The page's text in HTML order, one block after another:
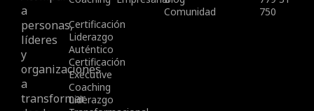
a
personas,
líderes
y
organizaciones
a
transformar
Certificación
Liderazgo
Auténtico
Certificación
Executive
Coaching
Liderazgo
Comunidad
750